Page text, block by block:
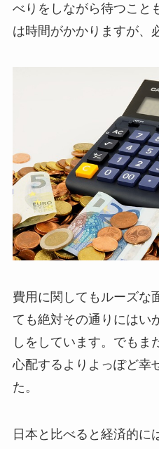
べりをしながら待つこと
は時間がかかりますが、
費用に関してもルーズな
ても絶対その通りにはい
しをしています。でもま
心配するよりよっぽど幸
た。
日本と比べると経済的に